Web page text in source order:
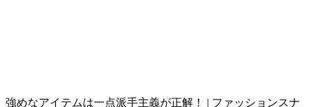
強めなアイテムは一点派手主義が正解！ | ファッションスナ